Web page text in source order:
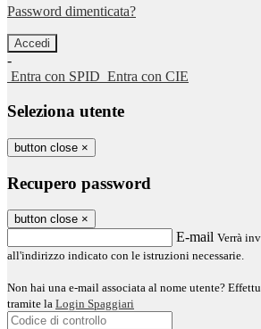
Password dimenticata?
-
Entra con SPID Entra con CIE
Seleziona utente
button close ×
Recupero password
button close ×
E-mail Verrà
all'indirizzo indicato con le istruzioni necessarie.
Non hai una e-mail associata al nome utente?
tramite la Login Spaggiari